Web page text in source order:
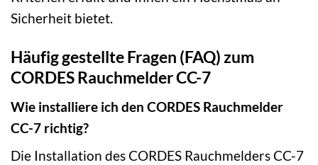
Sicherheit bietet.
Häufig gestellte Fragen (FAQ) zum
CORDES Rauchmelder CC-7
Wie installiere ich den CORDES Rauchmelder
CC-7 richtig?
Die Installation des CORDES Rauchmelders CC-7